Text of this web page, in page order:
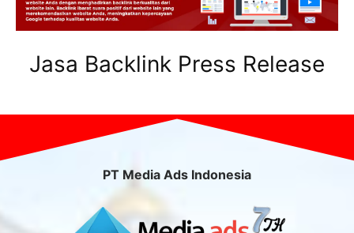
Jasa Backlink Press Release
PT Media Ads Indonesia